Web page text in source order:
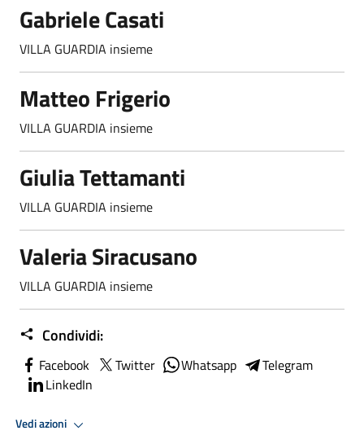
Gabriele Casati
VILLA GUARDIA insieme
Matteo Frigerio
VILLA GUARDIA insieme
Giulia Tettamanti
VILLA GUARDIA insieme
Valeria Siracusano
VILLA GUARDIA insieme
Condividi:
Facebook Twitter Whatsapp
Telegram
LinkedIn
Vedi azioni